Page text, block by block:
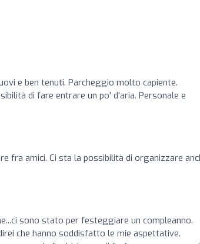
e ben tenuti. Parcheggio molto capiente.
di fare entrare un po' d'aria. Personale e
fra amici. Ci sta la possibilità di organizzare
sono stato per festeggiare un compleanno.
che hanno soddisfatto le mie aspettative.